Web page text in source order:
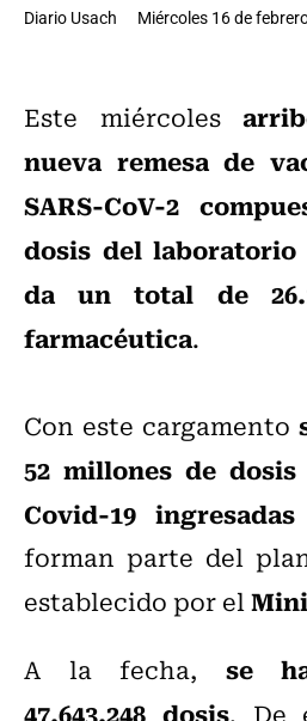
Diario Usach Miércoles 16 de
Este miércoles
nueva remesa de
SARS-CoV-2
dosis del
da un total de
farmacéutica.
Con este cargamento
52 millones de
Covid-19
forman parte del
establecido por el
A la fecha, se
47.643.248 dosis. De